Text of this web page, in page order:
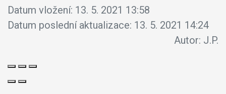
Datum vložení: 13. 5. 2021 13:58
Datum poslední aktualizace: 13. 5. 2021 14:24
Autor: J.P.